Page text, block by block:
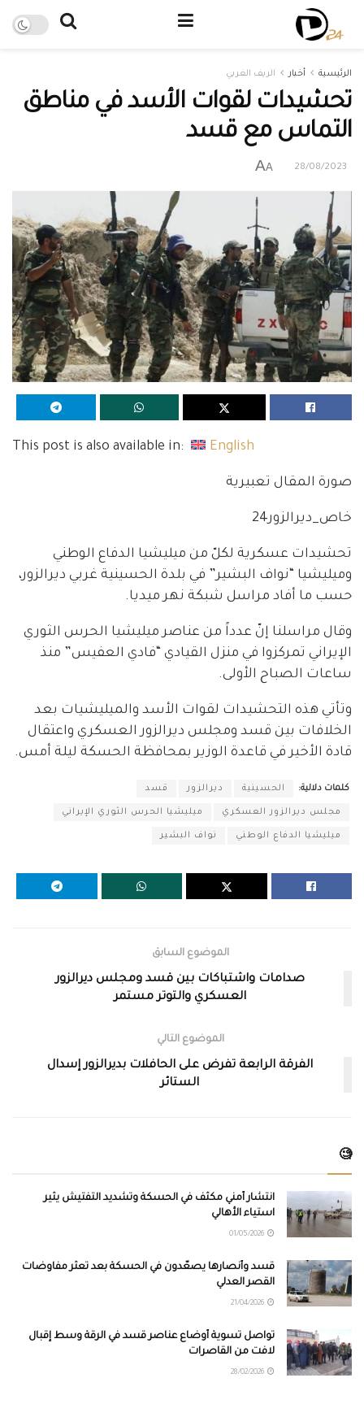
الرئيسية أخبار الريف الغربي
تحشيدات لقوات الأسد في مناطق
التماس مع قسد
28/08/2023
A
A
This post is also available in: English
صورة المقال تعبيرية
خاص_ديرالزور24
تحشيدات عسكرية لكلّ من ميليشيا الدفاع الوطني
وميليشيا “نواف البشير” في بلدة الحسينية غربي ديرالزور،
حسب ما أفاد مراسل شبكة نهر ميديا.
وقال مراسلنا إنّ عدداً من عناصر ميليشيا الحرس الثوري
الإيراني تمركزوا في منزل القيادي “فادي العفيس” منذ
ساعات الصباح الأولى.
وتأتي هذه التحشيدات لقوات الأسد والميليشيات بعد
الخلافات بين قسد ومجلس ديرالزور العسكري واعتقال
قادة الأخير في قاعدة الوزير بمحافظة الحسكة ليلة أمس.
كلمات دلالية: الحسينية ديرالزور قسد
مجلس ديرالزور العسكري ميليشيا الحرس الثوري الإيراني
ميليشيا الدفاع الوطني نواف البشير
الموضوع السابق
صدامات واشتباكات بين قسد ومجلس ديرالزور
العسكري والتوتر مستمر
الموضوع التالي
الفرقة الرابعة تفرض على الحافلات بديرالزور إسدال
الستائر
🧐
انتشار أمني مكثف في الحسكة وتشديد التفتيش يثير
استياء الأهالي
قسد وأنصارها يصعّدون في الحسكة بعد تعثر مفاوضات
القصر العدلي
تواصل تسوية أوضاع عناصر قسد في الرقة وسط إقبال
لافت من القاصرات